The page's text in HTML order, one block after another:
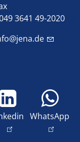
3641 49-2020
WhatsApp